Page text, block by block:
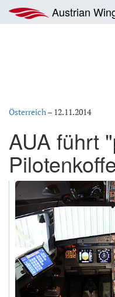
Inhalt
springen
Austrian
Österreich– 12.11.2014
AUA führt